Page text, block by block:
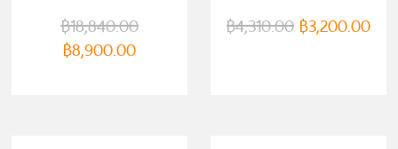
฿18,840.00
฿8,900.00
฿4,310.00 ฿3,200.00